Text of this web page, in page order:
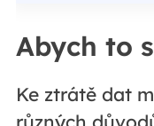
Abych to
Ke ztrátě dat
různých